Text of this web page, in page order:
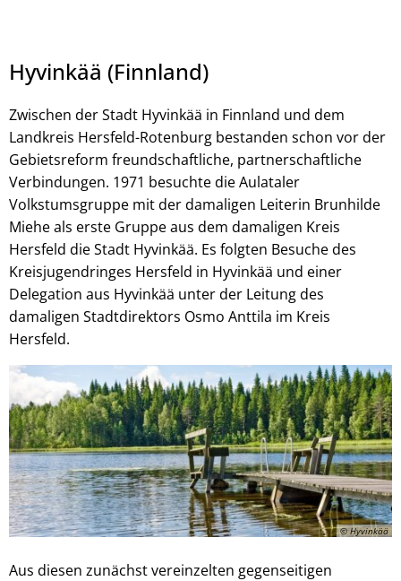
© DenisProduction.com - stock.adobe.com
Hyvinkää (Finnland)
Zwischen der Stadt Hyvinkää in Finnland und dem
Landkreis Hersfeld-Rotenburg bestanden schon vor der
Gebietsreform freundschaftliche, partnerschaftliche
Verbindungen. 1971 besuchte die Aulataler
Volkstumsgruppe mit der damaligen Leiterin Brunhilde
Miehe als erste Gruppe aus dem damaligen Kreis
Hersfeld die Stadt Hyvinkää. Es folgten Besuche des
Kreisjugendringes Hersfeld in Hyvinkää und einer
Delegation aus Hyvinkää unter der Leitung des
damaligen Stadtdirektors Osmo Anttila im Kreis
Hersfeld.
© Hyvinkää
Aus diesen zunächst vereinzelten gegenseitigen